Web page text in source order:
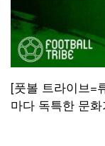
[풋볼 트라이브=
마다 독특한 문